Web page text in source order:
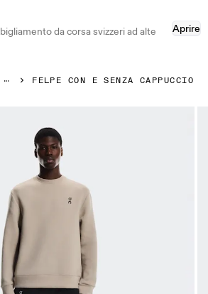
da corsa svizzeri ad alte
Aprire
FELPE CON E SENZA CAPPUCCIO